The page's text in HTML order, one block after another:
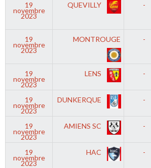
19
novembre
2023
QUEVILLY
-
19
novembre
2023
MONTROUGE
-
19
novembre
2023
LENS -
19
novembre
2023
DUNKERQUE -
19
novembre
2023
AMIENS SC -
19
novembre
2023
HAC -